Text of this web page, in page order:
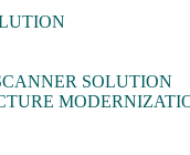
SOLUTION